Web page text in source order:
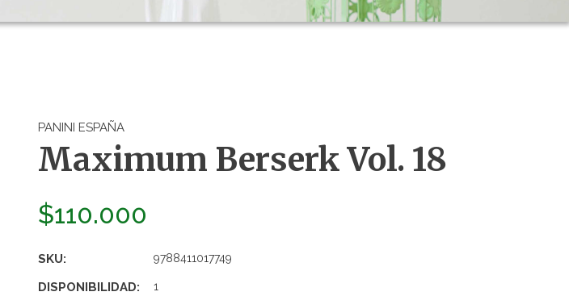
PANINI ESPAÑA
Maximum Berserk Vol. 18
$110.000
SKU: 9788411017749
DISPONIBILIDAD: 1